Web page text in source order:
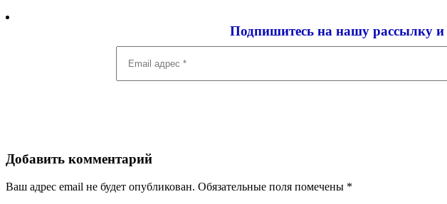
Подпишитесь на нашу рассылку и
адрес
*
Добавить комментарий
Ваш адрес email не будет опубликован. Обязательные поля помечены *